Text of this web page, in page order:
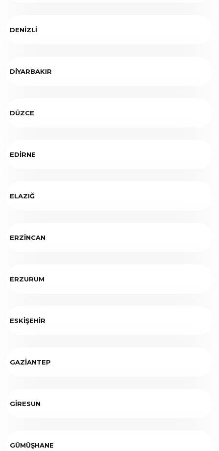
DENİZLİ
DİYARBAKIR
DÜZCE
EDİRNE
ELAZIĞ
ERZİNCAN
ERZURUM
ESKİŞEHİR
GAZİANTEP
GİRESUN
GÜMÜŞHANE